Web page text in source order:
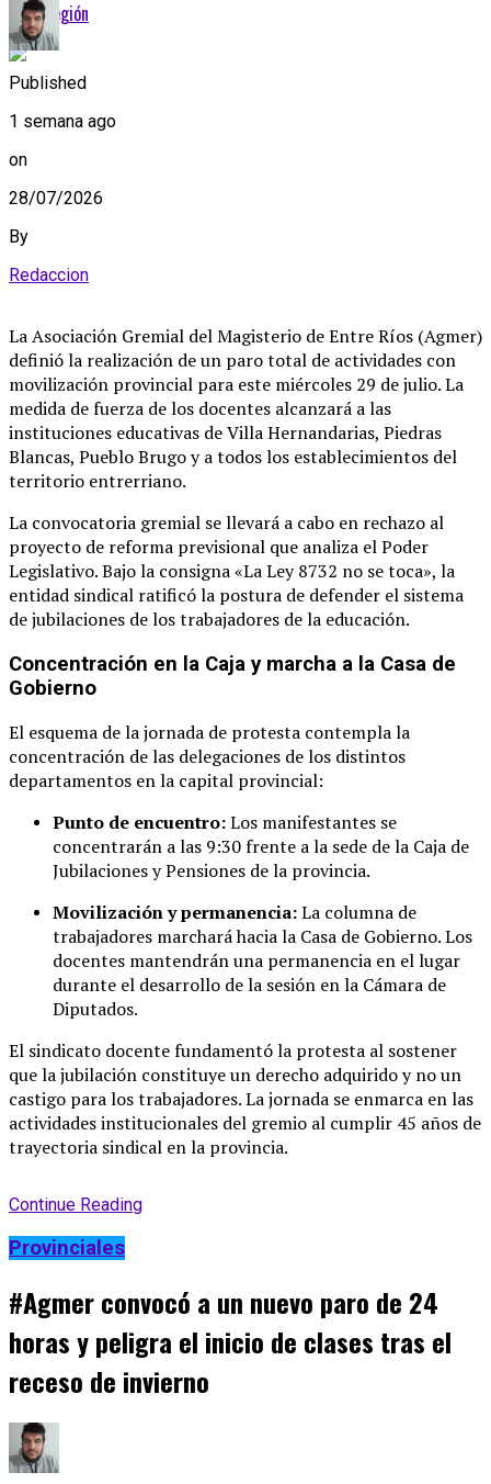
de la región
Published
1 semana ago
on
28/07/2026
By
Redaccion
La Asociación Gremial del Magisterio de Entre Ríos (Agmer)
definió la realización de un paro total de actividades con
movilización provincial para este miércoles 29 de julio. La
medida de fuerza de los docentes alcanzará a las
instituciones educativas de Villa Hernandarias, Piedras
Blancas, Pueblo Brugo y a todos los establecimientos del
territorio entrerriano.
La convocatoria gremial se llevará a cabo en rechazo al
proyecto de reforma previsional que analiza el Poder
Legislativo. Bajo la consigna «La Ley 8732 no se toca», la
entidad sindical ratificó la postura de defender el sistema
de jubilaciones de los trabajadores de la educación.
Concentración en la Caja y marcha a la Casa de
Gobierno
El esquema de la jornada de protesta contempla la
concentración de las delegaciones de los distintos
departamentos en la capital provincial:
Punto de encuentro:Los manifestantes se
concentrarán a las 9:30 frente a la sede de la Caja de
Jubilaciones y Pensiones de la provincia.
Movilización y permanencia:La columna de
trabajadores marchará hacia la Casa de Gobierno. Los
docentes mantendrán una permanencia en el lugar
durante el desarrollo de la sesión en la Cámara de
Diputados.
El sindicato docente fundamentó la protesta al sostener
que la jubilación constituye un derecho adquirido y no un
castigo para los trabajadores. La jornada se enmarca en las
actividades institucionales del gremio al cumplir 45 años de
trayectoria sindical en la provincia.
Continue Reading
Provinciales
#Agmer convocó a un nuevo paro de 24
horas y peligra el inicio de clases tras el
receso de invierno